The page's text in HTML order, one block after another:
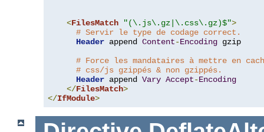
<FilesMatch "(\.js\.gz|\.css\.gz)$">
# Servir le type de codage correct.
Header append Content-Encoding gzip
# Force les mandataires à mettre en
# css/js gzippés & non gzippés.
Header append Vary Accept-Encoding
</FilesMatch>
</IfModule>